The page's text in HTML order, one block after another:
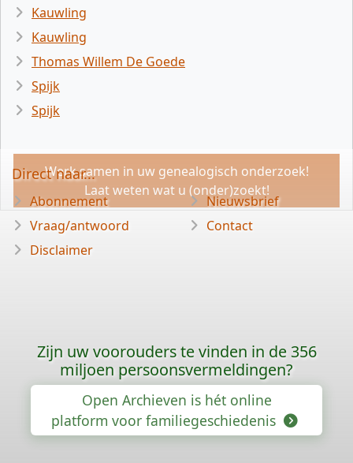
Kauwling
Kauwling
Thomas Willem De Goede
Spijk
Spijk
Werk samen in uw genealogisch onderzoek!
Laat weten wat u (onder)zoekt!
Direct naar...
Abonnement
Vraag/antwoord
Disclaimer
Nieuwsbrief
Contact
Zijn uw voorouders te vinden in de 356
miljoen persoonsvermeldingen?
Open Archieven is hét online
platform voor familiegeschiedenis